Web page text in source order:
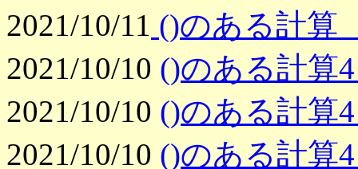
2021/10/11 ()のある計算
2021/10/10 ()のある計算
2021/10/10 ()のある計算
2021/10/10 ()のある計算